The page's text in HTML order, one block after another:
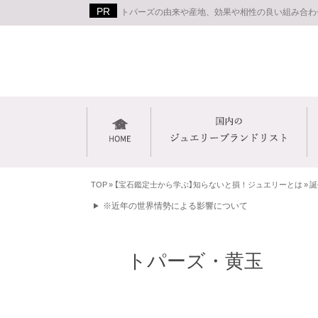
トパーズの由来や産地、効果や相性の良い組み合
TOP» 【宝石鑑定士から学ぶ】知らないと損！ジュエリーとは»
※近年の世界情勢による影響について
トパーズ・黄玉